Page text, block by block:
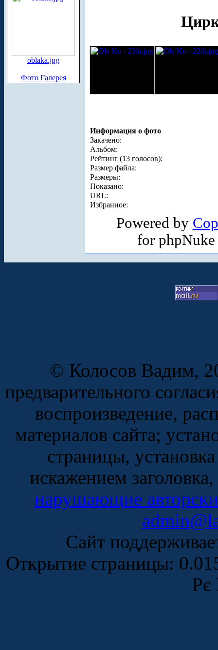
oblaka.jpg
Фото Галерея
Информация о фото
Закачено:
Альбом:
Рейтинг (13 голосов):
Размер файла:
Размеры:
Показано:
URL:
Избранное:
Powered by
for
© Колосов Вадим,
предварительного
воспроизведение,
материалов сайта;
страницы,
искажением
нарушающие
Сайт
Открытие страницы:
Рє